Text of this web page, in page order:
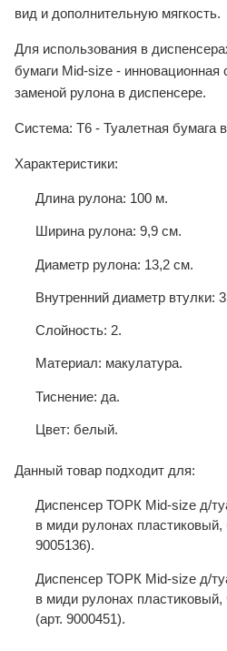
вид и дополнительную мягкость.
Для использования в
бумаги Mid-size - инновационная
заменой рулона в диспенсере.
Система: Т6 - Туалетная бумага
Характеристики:
Длина рулона: 100 м.
Ширина рулона: 9,9 см.
Диаметр рулона: 13,2 см.
Внутренний диаметр втулки:
Слойность: 2.
Материал: макулатура.
Тиснение: да.
Цвет: белый.
Данный товар подходит для:
Диспенсер ТОРК Mid-size д/
в миди рулонах пластиковый,
9005136).
Диспенсер ТОРК Mid-size д/
в миди рулонах
(арт. 9000451).